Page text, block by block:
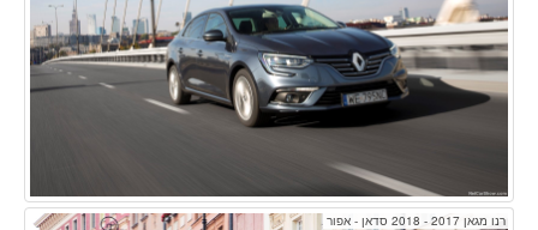
רנו מגאן 2017 - 2018 סדאן - אפור